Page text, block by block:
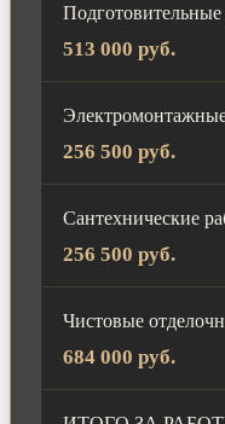
513 000 руб.
256 500 руб.
Сантехнические
256 500 руб.
Чистовые
684 000 руб.